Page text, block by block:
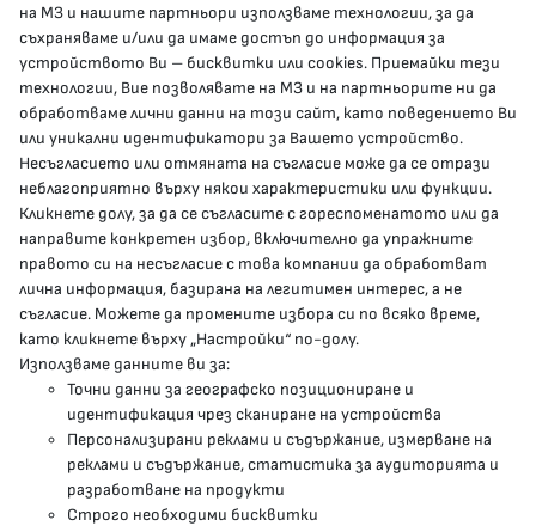
КОНТАКТИ
гр.София, 1000, пл. „Света Неделя“ №5
delovodstvo@mh.government.bg
presscenter@mh.government.bg
МЗ В СОЦИАЛНИТЕ МРЕЖИ
Facebook страница
Instragram профил
YouTube канал
Threads профил
на МЗ и нашите партньори използваме технологии, за да
съхраняваме и/или да имаме достъп до информация за
устройството Ви – бисквитки или cookies. Приемайки тези
технологии, Вие позволявате на МЗ и на партньорите ни да
обработваме лични данни на този сайт, като поведението Ви
или уникални идентификатори за Вашето устройство.
Несъгласието или отмяната на съгласие може да се отрази
неблагоприятно върху някои характеристики или функции.
Кликнете долу, за да се съгласите с гореспоменатото или да
направите конкретен избор, включително да упражните
правото си на несъгласие с това компании да обработват
лична информация, базирана на легитимен интерес, а не
съгласие. Можете да промените избора си по всяко време,
като кликнете върху „Настройки“ по-долу.
Използваме данните ви за:
Точни данни за географско позициониране и
идентификация чрез сканиране на устройства
Персонализирани реклами и съдържание, измерване на
реклами и съдържание, статистика за аудиторията и
разработване на продукти
Строго необходими бисквитки